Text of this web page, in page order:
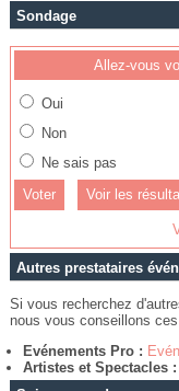
Sondage
Allez-vous
Oui
Non
Ne sais pas
Voir les
Autres prestataires
Si vous recherchez
nous vous conseillons
Evénements Pro :
Artistes et Spectacles :